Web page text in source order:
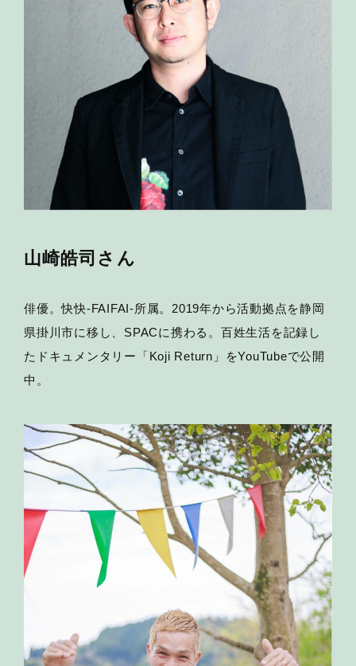
山崎皓司さん
俳優。快快-FAIFAI-所属。2019年から活動拠点を静岡
県掛川市に移し、SPACに携わる。百姓生活を記録し
たドキュメンタリー「Koji Return」をYouTubeで公開
中。